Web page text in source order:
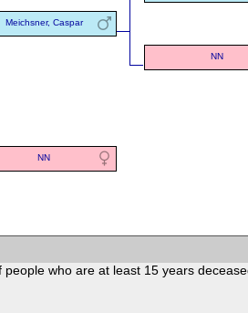
Meichsner, Caspar
NN
NN
who are at least 15 years